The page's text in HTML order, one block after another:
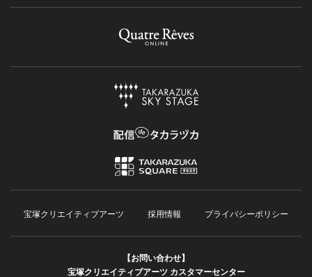
宝塚クリエイティブアーツ 採用情報 プライバシーポリシー
【お問い合わせ】
宝塚クリエイティブアーツ カスタマーセンター